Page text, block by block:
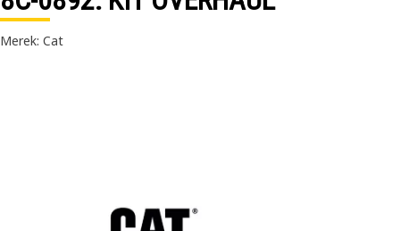
Merek: Cat